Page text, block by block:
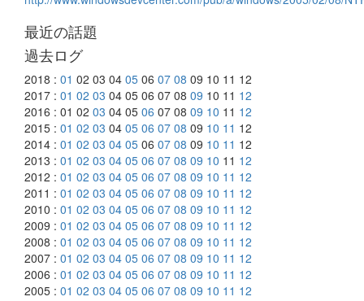
最近の話題
過去ログ
2018 : 01 02 03 04 05 06 07 08 09 10 11 12
2017 : 01 02 03 04 05 06 07 08 09 10 11 12
2016 : 01 02 03 04 05 06 07 08 09 10 11 12
2015 : 01 02 03 04 05 06 07 08 09 10 11 12
2014 : 01 02 03 04 05 06 07 08 09 10 11 12
2013 : 01 02 03 04 05 06 07 08 09 10 11 12
2012 : 01 02 03 04 05 06 07 08 09 10 11 12
2011 : 01 02 03 04 05 06 07 08 09 10 11 12
2010 : 01 02 03 04 05 06 07 08 09 10 11 12
2009 : 01 02 03 04 05 06 07 08 09 10 11 12
2008 : 01 02 03 04 05 06 07 08 09 10 11 12
2007 : 01 02 03 04 05 06 07 08 09 10 11 12
2006 : 01 02 03 04 05 06 07 08 09 10 11 12
2005 : 01 02 03 04 05 06 07 08 09 10 11 12